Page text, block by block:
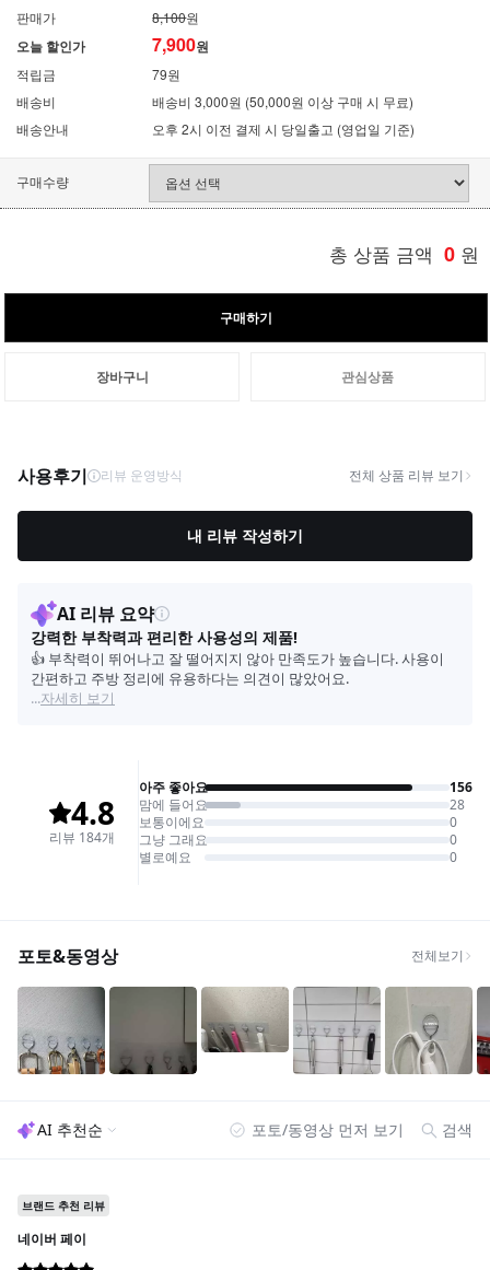
판매가
8,100원
오늘 할인가 7,900원
적립금
79원
배송비
배송비 3,000원 (50,000원 이상 구매 시 무료)
배송안내
오후 2시 이전 결제 시 당일출고 (영업일 기준)
구매수량
총 상품 금액 0 원
구매하기
장바구니 관심상품